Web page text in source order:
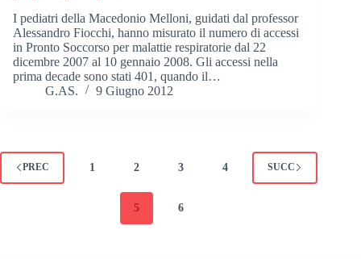
I pediatri della Macedonio Melloni, guidati dal professor
Alessandro Fiocchi, hanno misurato il numero di accessi
in Pronto Soccorso per malattie respiratorie dal 22
dicembre 2007 al 10 gennaio 2008. Gli accessi nella
prima decade sono stati 401, quando il…
G.AS.
9 Giugno 2012
PREC 1 2 3 4
5 6
SUCC